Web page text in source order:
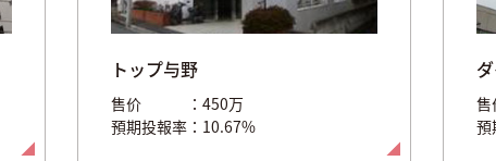
トップ与野
售价
450万
預期投報率
10.67%
售
預